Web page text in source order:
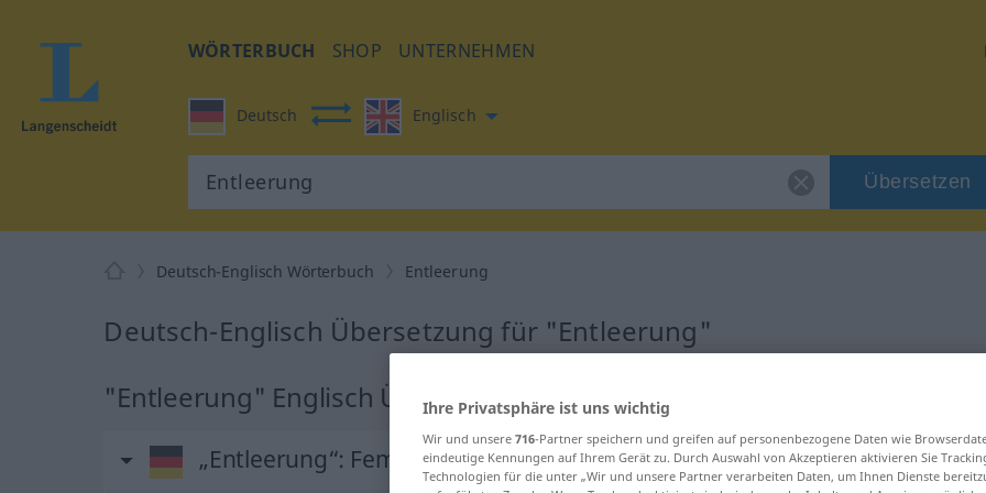
WÖRTERBUCH SHOP UNTERNEHMEN
Deutsch Englisch
Übersetzen
Deutsch-Englisch Wörterbuch Entleerung
Deutsch-Englisch Übersetzung für "Entleerung"
"Entleerung" Englisch Übersetzung
„Entleerung“: Femininum
Ihre Privatsphäre ist uns wichtig
Wir und unsere 716-Partner speichern und greifen auf personenbezogene Daten wie
eindeutige Kennungen auf Ihrem Gerät zu. Durch Auswahl von Akzeptieren aktivieren Sie
Technologien für die unter „Wir und unsere Partner verarbeiten Daten, um Ihnen Dienste